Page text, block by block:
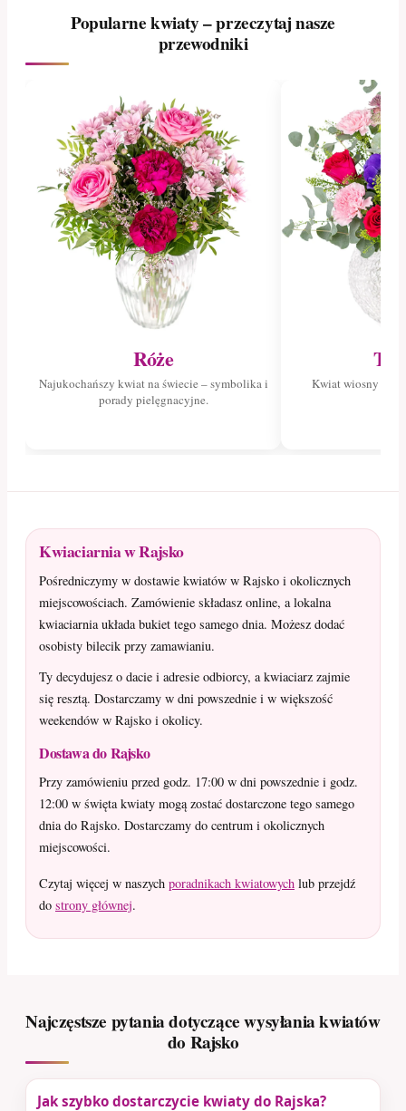
Popularne kwiaty – przeczytaj nasze
przewodniki
Róże
Najukochańszy kwiat na świecie – symbolika i
porady pielęgnacyjne.
Kwiat wiosny –
Kwiaciarnia w Rajsko
Pośredniczymy w dostawie kwiatów w Rajsko i okolicznych
miejscowościach. Zamówienie składasz online, a lokalna
kwiaciarnia układa bukiet tego samego dnia. Możesz dodać
osobisty bilecik przy zamawianiu.
Ty decydujesz o dacie i adresie odbiorcy, a kwiaciarz zajmie
się resztą. Dostarczamy w dni powszednie i w większość
weekendów w Rajsko i okolicy.
Dostawa do Rajsko
Przy zamówieniu przed godz. 17:00 w dni powszednie i godz.
12:00 w święta kwiaty mogą zostać dostarczone tego samego
dnia do Rajsko. Dostarczamy do centrum i okolicznych
miejscowości.
Czytaj więcej w naszych poradnikach kwiatowych lub przejdź
do strony głównej.
Najczęstsze pytania dotyczące wysyłania kwiatów
do Rajsko
Jak szybko dostarczycie kwiaty do Rajska?